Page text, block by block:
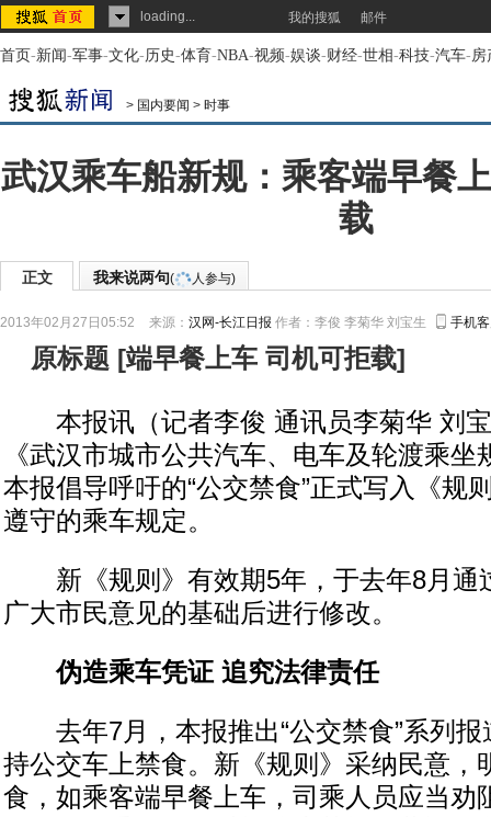
loading... 我的搜狐 邮件
首页-新闻-军事-文化-历史-体育-NBA-视频-娱谈-财经-世相-科技-汽车-房
> 国内要闻 > 时事
武汉乘车船新规：乘客端早餐
载
正文 我来说两句( 人参与)
2013年02月27日05:52 来源： 汉网-长江日报 作者：李俊 李菊华 刘宝生 手机
原标题 [端早餐上车 司机可拒载]
本报讯（记者李俊 通讯员李菊华 刘宝
《武汉市城市公共汽车、电车及轮渡乘坐
本报倡导呼吁的“公交禁食”正式写入《规
遵守的乘车规定。
新《规则》有效期5年，于去年8月通
广大市民意见的基础后进行修改。
伪造乘车凭证 追究法律责任
去年7月，本报推出“公交禁食”系列报
持公交车上禁食。新《规则》采纳民意，
食，如乘客端早餐上车，司乘人员应当劝